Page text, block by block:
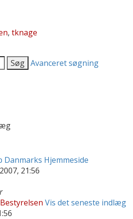
, tknage
Søg Avanceret søgning
Danmarks Hjemmeside
21:56
Bestyrelsen Vis det seneste indlæg